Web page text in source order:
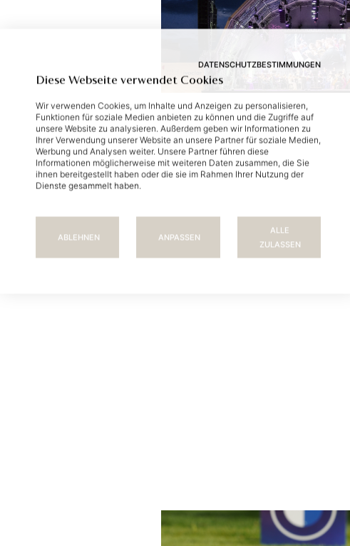
DATENSCHUTZBESTIMMUNGEN
Diese Webseite verwendet Cookies
Wir verwenden Cookies, um Inhalte und Anzeigen zu personalisieren,
Funktionen für soziale Medien anbieten zu können und die Zugriffe auf
unsere Website zu analysieren. Außerdem geben wir Informationen zu
Ihrer Verwendung unserer Website an unsere Partner für soziale Medien,
Werbung und Analysen weiter. Unsere Partner führen diese
Informationen möglicherweise mit weiteren Daten zusammen, die Sie
ihnen bereitgestellt haben oder die sie im Rahmen Ihrer Nutzung der
Dienste gesammelt haben.
ABLEHNEN ANPASSEN
ALLE
ZULASSEN